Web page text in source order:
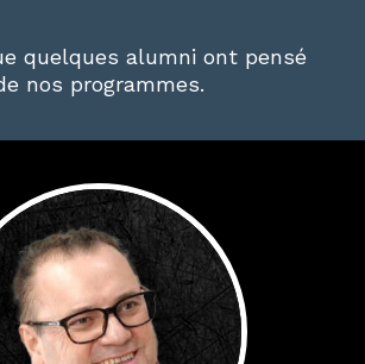
quelques alumni ont pensé
nos programmes.